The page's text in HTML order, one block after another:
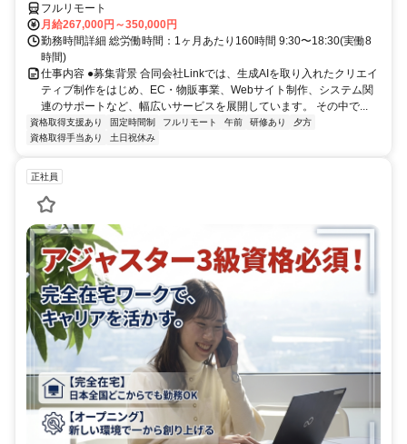
フルリモート
月給267,000円～350,000円
勤務時間詳細 総労働時間：1ヶ月あたり160時間 9:30〜18:30(実働8
時間)
仕事内容 ●募集背景 合同会社Linkでは、生成AIを取り入れたクリエイ
ティブ制作をはじめ、EC・物販事業、Webサイト制作、システム関
連のサポートなど、幅広いサービスを展開しています。 その中で...
資格取得支援あり 固定時間制 フルリモート 午前 研修あり
夕方
資格取得手当あり
土日祝休み
正社員